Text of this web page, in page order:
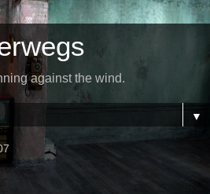
against the wind.
▼